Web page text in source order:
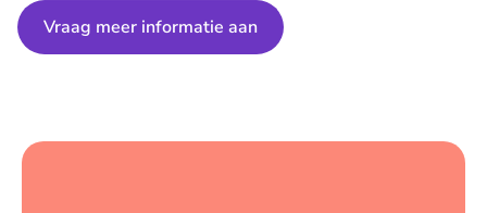
Vraag meer informatie aan